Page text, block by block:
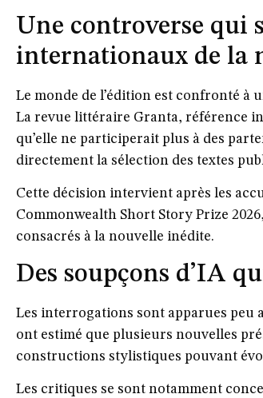
Une controverse qui
internationaux de la
Le monde de l’édition est confronté
La revue littéraire Granta, référence
qu’elle ne participerait plus à des
directement la sélection des textes
Cette décision intervient après les
Commonwealth Short Story Prize 2026
consacrés à la nouvelle inédite.
Des soupçons d’IA
Les interrogations sont apparues peu
ont estimé que plusieurs nouvelles
constructions stylistiques pouvant
Les critiques se sont notamment